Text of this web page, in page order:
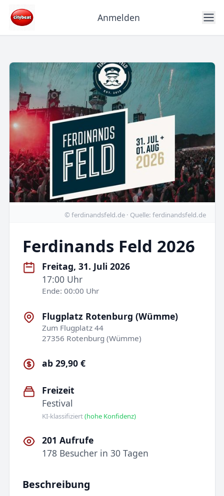
Anmelden
© ferdinandsfeld.de · Quelle: ferdinandsfeld.de
Ferdinands Feld 2026
Freitag, 31. Juli 2026
17:00 Uhr
Ende: 00:00 Uhr
Flugplatz Rotenburg (Wümme)
Zum Flugplatz 44
27356 Rotenburg (Wümme)
ab 29,90 €
Freizeit
Festival
KI-klassifiziert(hohe Konfidenz)
201 Aufrufe
178 Besucher in 30 Tagen
Beschreibung